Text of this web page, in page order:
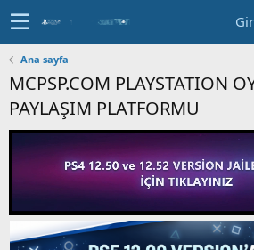
Ana sayfa
MCPSP.COM PLAYSTATION
PAYLAŞIM PLATFORMU